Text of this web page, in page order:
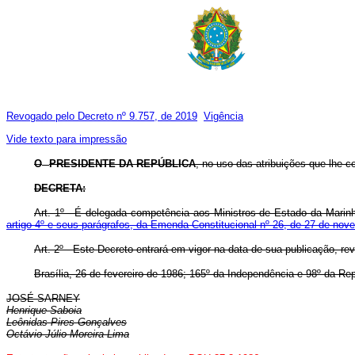
Revogado pelo Decreto nº 9.757, de 2019 Vigência
Vide texto para impressão
O PRESIDENTE DA REPÚBLICA, no uso das atribuições que lhe
DECRETA:
Art. 1º - É delegada competência aos Ministros de Estado da
artigo 4º e seus parágrafos, da Emenda Constitucional nº 26, de 27 de
Art. 2º - Este Decreto entrará em vigor na data de sua publicação,
Brasília, 26 de fevereiro de 1986; 165º da Independência e 98º da
JOSÉ SARNEY
Henrique Saboia
Leônidas Pires Gonçalves
Octávio Júlio Moreira Lima